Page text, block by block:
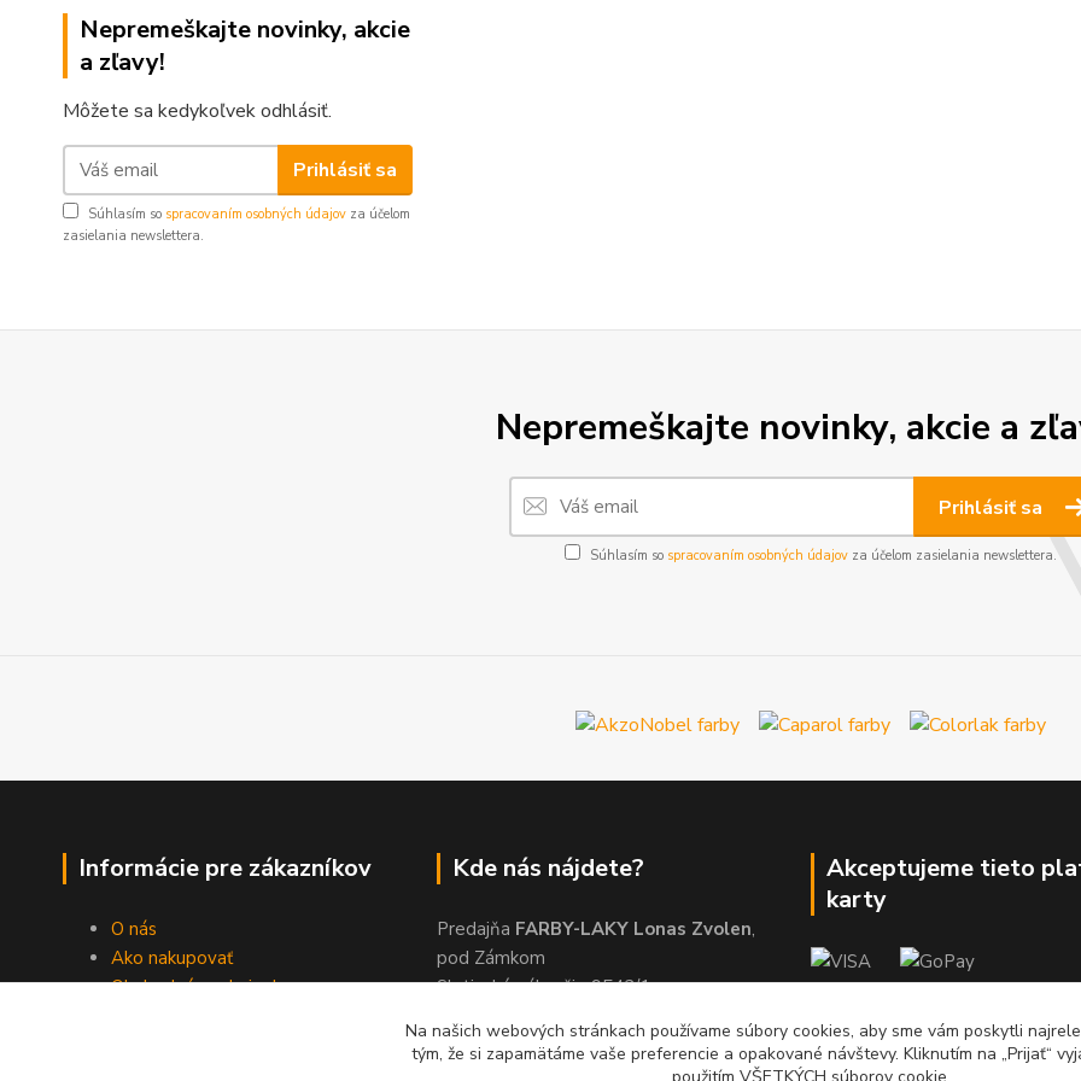
Nepremeškajte novinky, akcie
a zľavy!
Môžete sa kedykoľvek odhlásiť.
Prihlásiť sa
Súhlasím so spracovaním osobných údajov za účelom
zasielania newslettera.
Nepremeškajte novinky, akcie a
Prihlásiť sa
Súhlasím so spracovaním osobných údajov za účelom zasielania newslettera.
Informácie pre zákazníkov
O nás
Ako nakupovať
Obchodné podmienky
Kde nás nájdete?
Predajňa FARBY-LAKY Lonas Zvolen,
pod Zámkom
Slatinské nábrežie 9542/1
Akceptujeme tieto
karty
Na našich webových stránkach používame súbory cookies, aby sme vám poskytli
tým, že si zapamätáme vaše preferencie a opakované návštevy. Kliknutím na „Prijať“